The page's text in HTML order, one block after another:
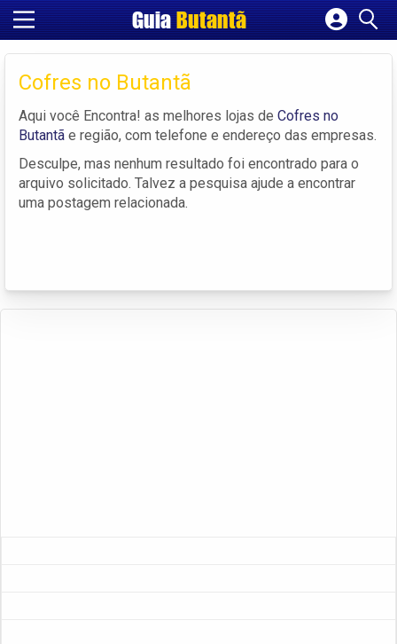
GuiaButantã
Cadastrar empresa
Fazer login
Criar conta
Cofres no Butantã
Aqui você Encontra! as melhores lojas de Cofres no
Butantã e região, com telefone e endereço das empresas.
Desculpe, mas nenhum resultado foi encontrado para o
arquivo solicitado. Talvez a pesquisa ajude a encontrar
uma postagem relacionada.